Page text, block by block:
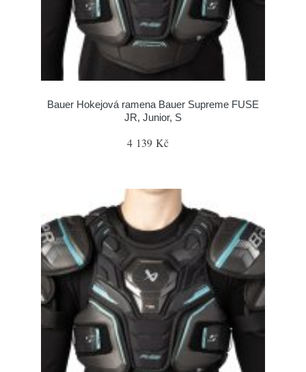
Bauer Hokejová ramena Bauer Supreme FUSE
JR, Junior, S
4 139 Kč